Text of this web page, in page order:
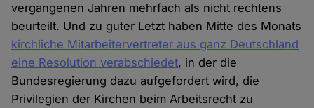
vergangenen Jahren mehrfach als nicht rechtens
beurteilt. Und zu guter Letzt haben Mitte des Monats
kirchliche Mitarbeitervertreter aus ganz Deutschland
eine Resolution verabschiedet, in der die
Bundesregierung dazu aufgefordert wird, die
Privilegien der Kirchen beim Arbeitsrecht zu